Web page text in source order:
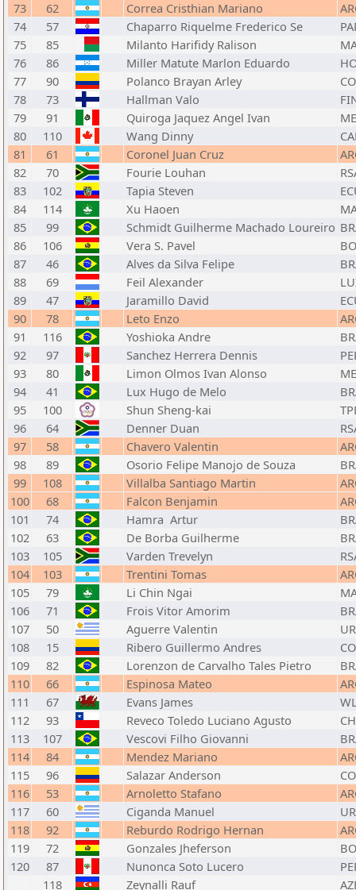
73 62 Correa Cristhian Mariano
74
57 Chaparro Riquelme Frederico Se
75
85 Milanto Harifidy Ralison
76
86 Miller Matute Marlon Eduardo
77
90 Polanco Brayan Arley
78
73 Hallman Valo
79
91 Quiroga Jaquez Angel Ivan
80
110 Wang Dinny
81
61 Coronel Juan Cruz
82
70 Fourie Louhan
83
102 Tapia Steven
84
114 Xu Haoen
85
99 Schmidt Guilherme Machado Loureiro
86
106 Vera S. Pavel
87
46 Alves da Silva Felipe
88
69 Feil Alexander
89
47 Jaramillo David
90
78 Leto Enzo
91
116 Yoshioka Andre
92
97 Sanchez Herrera Dennis
93
80 Limon Olmos Ivan Alonso
94
41 Lux Hugo de Melo
95
100 Shun Sheng-kai
96
64 Denner Duan
97
58 Chavero Valentin
98
89 Osorio Felipe Manojo de Souza
99
108 Villalba Santiago Martin
100
68 Falcon Benjamin
101
74 Hamra Artur
102
63 De Borba Guilherme
103
105 Varden Trevelyn
104
103 Trentini Tomas
105
79 Li Chin Ngai
106
71 Frois Vitor Amorim
107
50 Aguerre Valentin
108
15 Ribero Guillermo Andres
109
82 Lorenzon de Carvalho Tales Pietro
110
66 Espinosa Mateo
111
67 Evans James
112
93 Reveco Toledo Luciano Agusto
113
107 Vescovi Filho Giovanni
114
84 Mendez Mariano
115
96 Salazar Anderson
116
53 Arnoletto Stafano
117
60 Ciganda Manuel
118
92 Reburdo Rodrigo Hernan
119
72 Gonzales Jheferson
120
87 Nunonca Soto Lucero
118
Zeynalli Rauf